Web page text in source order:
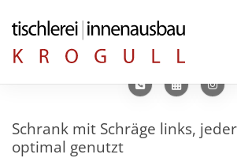
Schrank mit Schräge links,
optimal genutzt